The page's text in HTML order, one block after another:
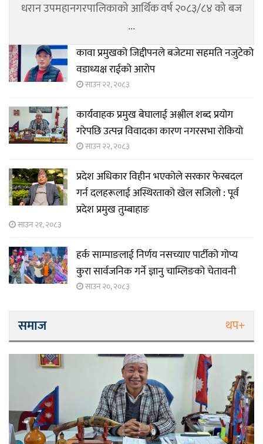
धरान उपमहानगरपालिकाको आर्थिक वर्ष २०८३/८४ को बज
...
कावा प्रमुखको जिद्दीपनले बजेटमा सहमति नजुटेको
वडाध्यक्ष राईको आरोप
साउन २२, २०८३
कार्यवाहक प्रमुख बेघालाई अश्लील शब्द प्रयोग
गरेपछि उत्पन्न विवादका कारण नगरसभा रोकियो
साउन २२, २०८३
प्रदेश अधिकार विहीन भएकोले सरकार फेरबदल
गर्न दलहरूलाई अस्थिरताको खेल सजिलो : पूर्व
प्रदेश प्रमुख तुम्बाहाङ
साउन २१, २०८३
हर्क साम्पाङलाई निर्णय नसच्याए पार्टीको गोप्य
कुरा सार्वजनिक गर्ने ज्ञानु चाम्लिङको चेतावनी
साउन २०, २०८३
समाज थप+